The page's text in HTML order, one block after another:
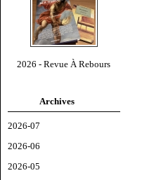
2026 - Revue À Rebours
Archives
2026-07
2026-06
2026-05